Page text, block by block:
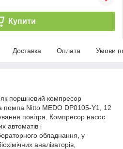
Купити
Доставка Оплата Умови
поршневий компресор
помпа Nitto MEDO DP0105-Y1, 12
повітря. Компресор насос
автоматів і
обладнання, у
аналізаторів,